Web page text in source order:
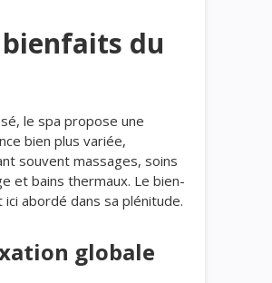
bienfaits du
le spa propose une
bien plus variée,
souvent massages, soins
et bains thermaux. Le bien-
abordé dans sa plénitude.
globale